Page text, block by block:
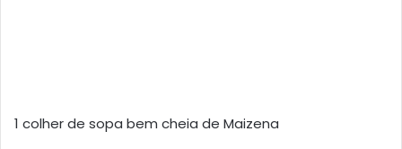
1 colher de sopa bem cheia de Maizena